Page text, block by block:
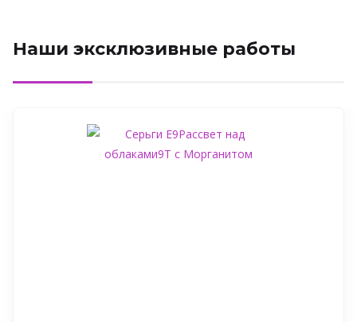
Наши эксклюзивные работы